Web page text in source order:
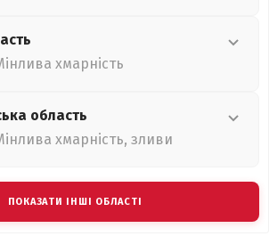
хмарність
область
хмарність, зливи
ПОКАЗАТИ ІНШІ ОБЛАСТІ